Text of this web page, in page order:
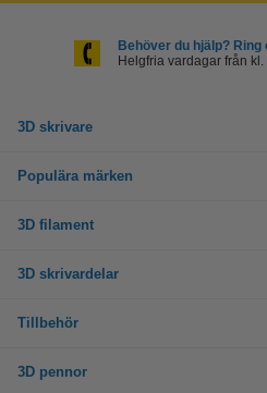
Behöver du hjälp? Ring
Helgfria vardagar från
3D skrivare
Populära märken
3D filament
3D skrivardelar
Tillbehör
3D pennor